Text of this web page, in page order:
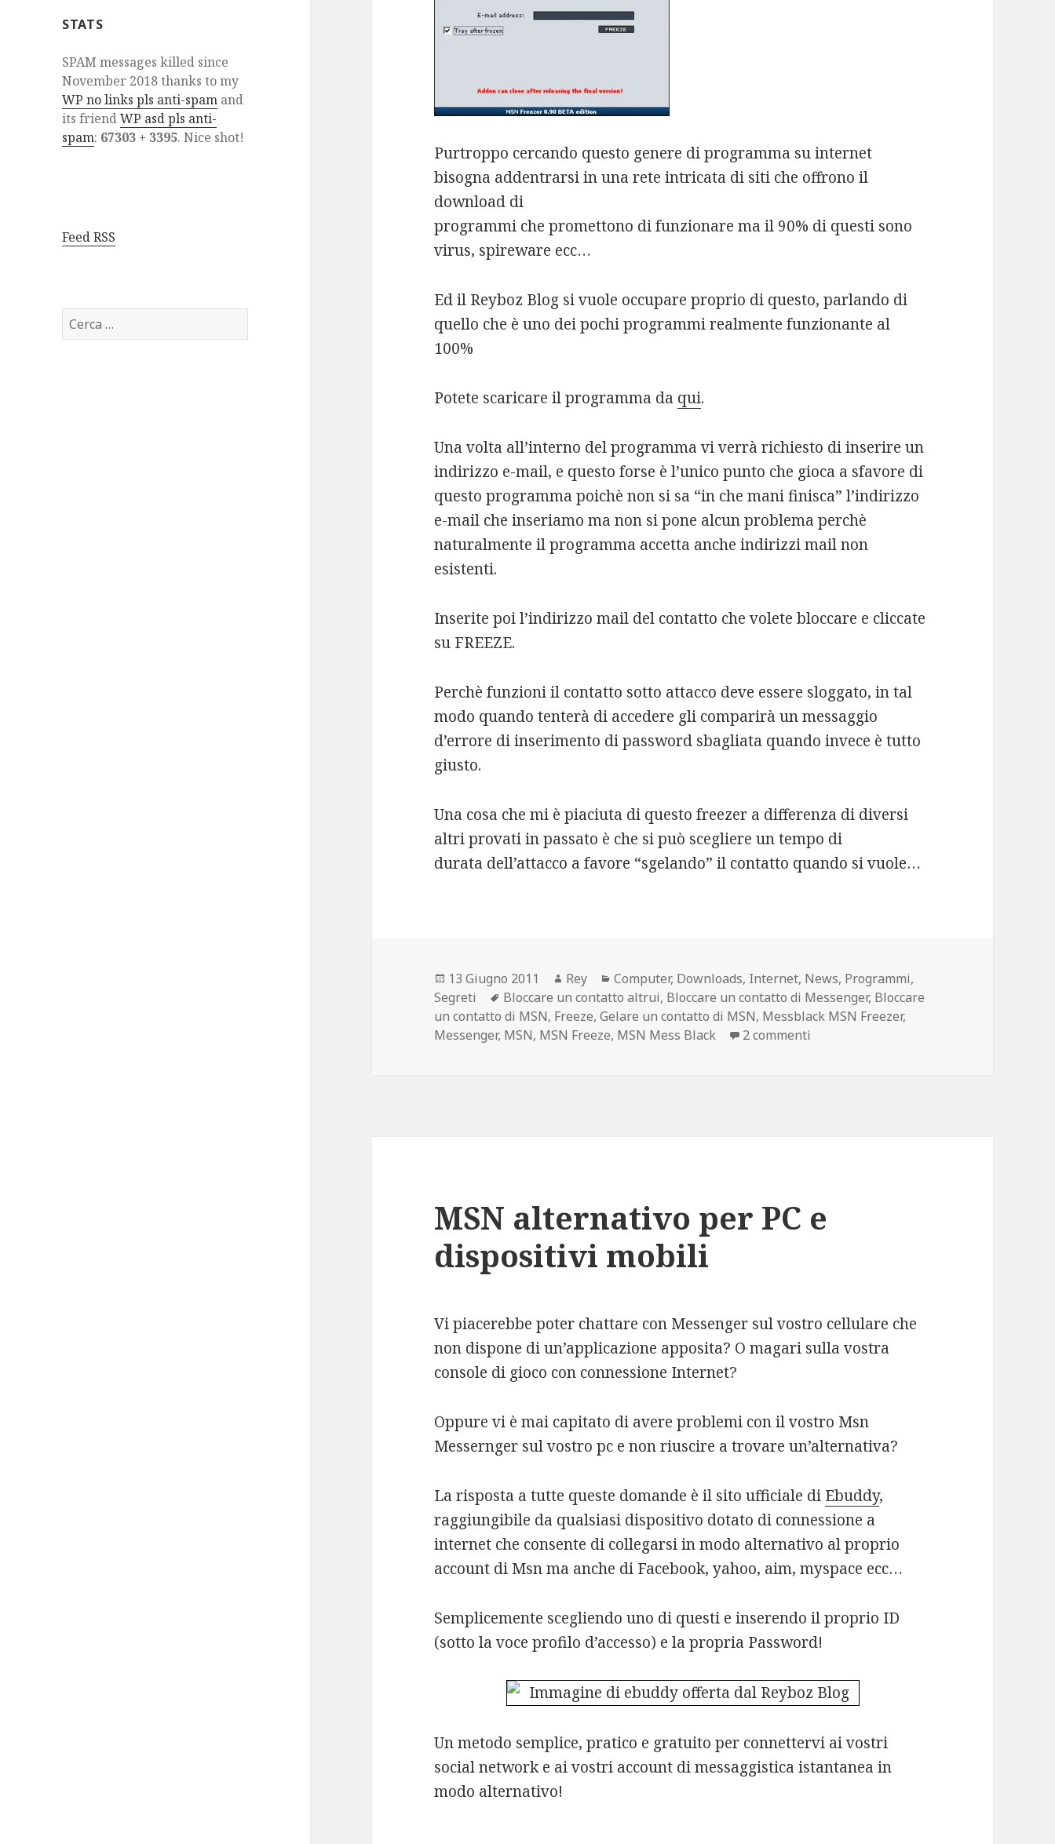
STATS
SPAM messages killed since
November 2018 thanks to my
WP no links pls anti-spam and
its friendWP asd pls anti-
spam: 67303 + 3395. Nice shot!
Feed RSS
Ricerca
per:
Purtroppo cercando questo genere di programma su internet
bisogna addentrarsi in una rete intricata di siti che offrono il
download di
programmi che promettono di funzionare ma il 90% di questi sono
virus, spireware ecc…
Ed il Reyboz Blog si vuole occupare proprio di questo, parlando di
quello che è uno dei pochi programmi realmente funzionante al
100%
Potete scaricare il programma da qui.
Una volta all’interno del programma vi verrà richiesto di inserire un
indirizzo e-mail, e questo forse è l’unico punto che gioca a sfavore di
questo programma poichè non si sa “in che mani finisca” l’indirizzo
e-mail che inseriamo ma non si pone alcun problema perchè
naturalmente il programma accetta anche indirizzi mail non
esistenti.
Inserite poi l’indirizzo mail del contatto che volete bloccare e cliccate
su FREEZE.
Perchè funzioni il contatto sotto attacco deve essere sloggato, in tal
modo quando tenterà di accedere gli comparirà un messaggio
d’errore di inserimento di password sbagliata quando invece è tutto
giusto.
Una cosa che mi è piaciuta di questo freezer a differenza di diversi
altri provati in passato è che si può scegliere un tempo di
durata dell’attacco a favore “sgelando” il contatto quando si vuole…
Scritto
il
13 Giugno 2011 Autore
Rey Categorie
Computer, Downloads, Internet, News, Programmi,
Segreti
Tag
Bloccare un contatto altrui, Bloccare un contatto di Messenger, Bloccare
un contatto di MSN, Freeze,Gelare un contatto di MSN, Messblack MSN Freezer,
Messenger, MSN, MSN Freeze, MSN Mess Black 2 commenti
MSN alternativo per PC e
dispositivi mobili
Vi piacerebbe poter chattare con Messenger sul vostro cellulare che
non dispone di un’applicazione apposita? O magari sulla vostra
console di gioco con connessione Internet?
Oppure vi è mai capitato di avere problemi con il vostro Msn
Messernger sul vostro pc e non riuscire a trovare un’alternativa?
La risposta a tutte queste domande è il sito ufficiale di Ebuddy,
raggiungibile da qualsiasi dispositivo dotato di connessione a
internet che consente di collegarsi in modo alternativo al proprio
account di Msn ma anche di Facebook, yahoo, aim, myspace ecc…
Semplicemente scegliendo uno di questi e inserendo il proprio ID
(sotto la voce profilo d’accesso) e la propria Password!
Un metodo semplice, pratico e gratuito per connettervi ai vostri
social network e ai vostri account di messaggistica istantanea in
modo alternativo!